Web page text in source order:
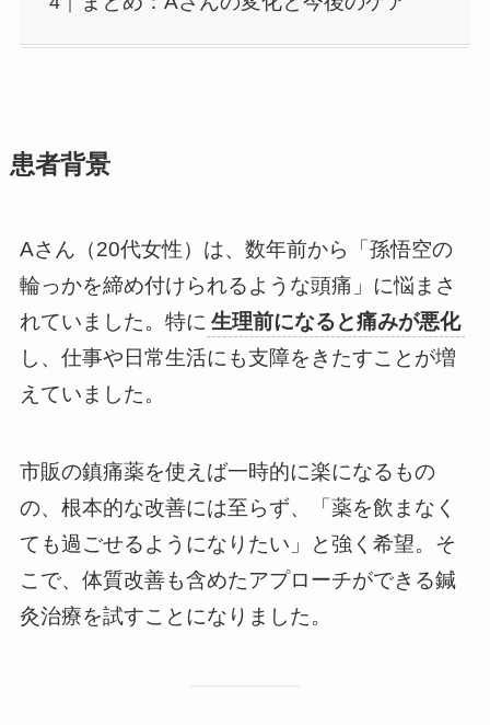
患者背景
Aさん（20代女性）は、数年前から「孫悟空の
輪っかを締め付けられるような頭痛」に悩まさ
れていました。特に 生理前になると痛みが悪化
し、仕事や日常生活にも支障をきたすことが増
えていました。
市販の鎮痛薬を使えば一時的に楽になるもの
の、根本的な改善には至らず、「薬を飲まなく
ても過ごせるようになりたい」と強く希望。そ
こで、体質改善も含めたアプローチができる鍼
灸治療を試すことになりました。